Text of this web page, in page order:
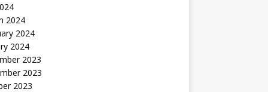
2024
2024
2024
2023
2023
2023